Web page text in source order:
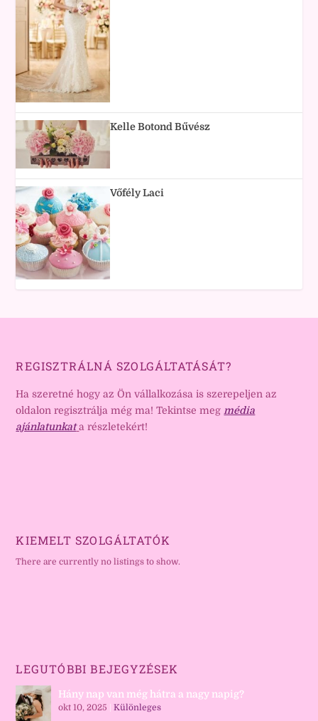
Kelle Botond Bűvész
Vőfély Laci
REGISZTRÁLNÁ SZOLGÁLTATÁSÁT?
Ha szeretné hogy az Ön vállalkozása is szerepeljen az
oldalon regisztrálja még ma! Tekintse megmédia
ajánlatunkat a részletekért!
KIEMELT SZOLGÁLTATÓK
There are currently no listings to show.
LEGUTÓBBI BEJEGYZÉSEK
Hány nap van még hátra a nagy napig?
okt 10, 2025 |Különleges